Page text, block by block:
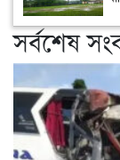
সর্বশেষ